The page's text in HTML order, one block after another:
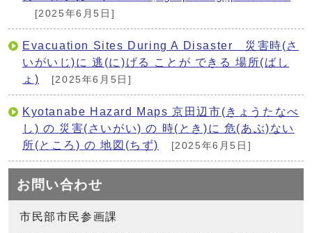
[2025年6月5日]
Evacuation Sites During A Disaster 災害時(さ
いがいじ)に 逃(に)げる ことが できる 場所(ばし
ょ)
[2025年6月5日]
Kyotanabe Hazard Maps 京田辺市(きょうたなべ
し) の 災害(さいがい) の 時(とき)に 危(あぶ)ない
所(ところ) の 地図(ちず)
[2025年6月5日]
お問い合わせ
市民部市民参画課